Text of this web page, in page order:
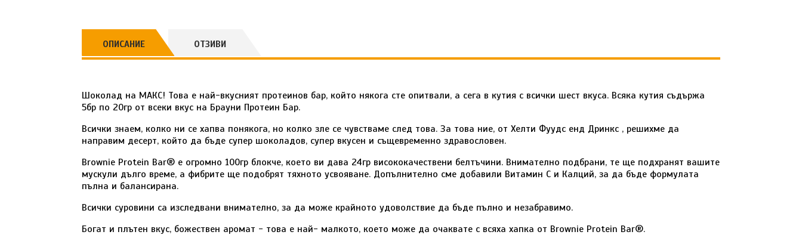
ОПИСАНИЕ ОТЗИВИ
Шоколад на МАКС! Това е най-вкусният протеинов бар, който някога сте опитвали, а сега в кутия с всички шест вкуса. Всяка кутия съдържа
5бр по 20гр от всеки вкус на Брауни Протеин Бар.
Всички знаем, колко ни се хапва понякога, но колко зле се чувстваме след това. За това ние, от Хелти Фуудс енд Дринкс , решихме да
направим десерт, който да бъде супер шоколадов, супер вкусен и същевременно здравословен.
Brownie Protein Bar® е огромно 100гр блокче, което ви дава 24гр висококачествени белтъчини. Внимателно подбрани, те ще подхранят вашите
мускули дълго време, а фибрите ще подобрят тяхното усвояване. Допълнително сме добавили Витамин С и Калций, за да бъде формулата
пълна и балансирана.
Всички суровини са изследвани внимателно, за да може крайното удоволствие да бъде пълно и незабравимо.
Богат и плътен вкус, божествен аромат - товa е най- малкото, което може да очаквате с всяха хапка от Brownie Protein Bar®.